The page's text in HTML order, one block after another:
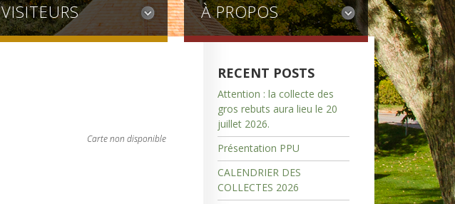
VISITEURS À PROPOS
Carte non disponible
RECENT POSTS
Attention : la collecte des
gros rebuts aura lieu le 20
juillet 2026.
Présentation PPU
CALENDRIER DES
COLLECTES 2026